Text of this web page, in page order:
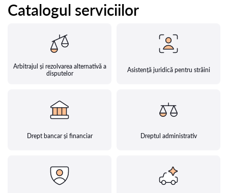
Catalogul serviciilor
Arbitrajul și rezolvarea alternativă a
disputelor
Asistență juridică pentru străini
Drept bancar și financiar Dreptul administrativ